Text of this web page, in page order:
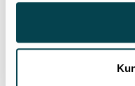
Kan vi akseptere den
Nei, selvsagt kan vi ikke
prosess tar lang tid og